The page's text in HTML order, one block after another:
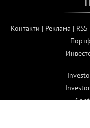
Контакти | Реклама | RSS|